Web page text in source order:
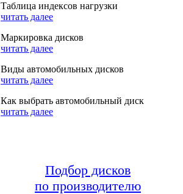
Таблица индексов нагрузки
читать далее
Маркировка дисков
читать далее
Виды автомобильных дисков
читать далее
Как выбрать автомобильный диск
читать далее
Подбор дисков
по производителю